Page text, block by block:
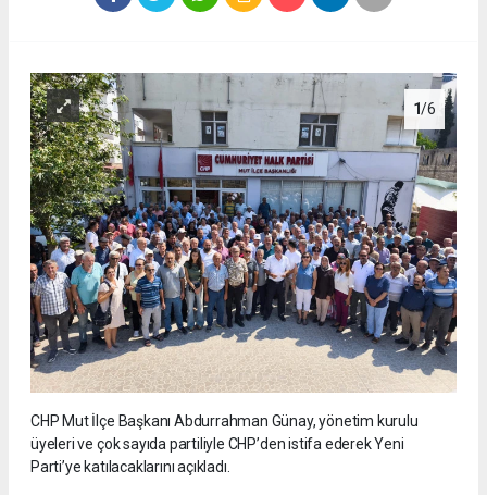
1/6
CHP Mut İlçe Başkanı Abdurrahman Günay, yönetim kurulu
üyeleri ve çok sayıda partiliyle CHP’den istifa ederek Yeni
Parti’ye katılacaklarını açıkladı.